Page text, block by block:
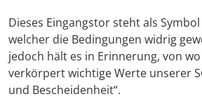
Dieses Eingangstor steht als
welcher die Bedingungen widrig
jedoch hält es in Erinnerung, von
verkörpert wichtige Werte unserer
und Bescheidenheit“.